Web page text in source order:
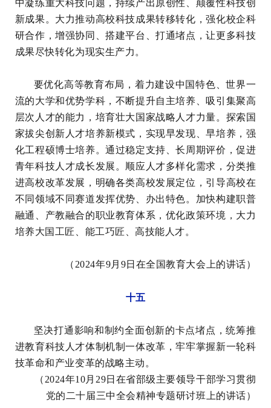
中凝练重大科技问题，持续产出原创性、颠覆性科技创
新成果。大力推动高校科技成果转移转化，强化校企科
研合作，增强协同、搭建平台、打通堵点，让更多科技
成果尽快转化为现实生产力。
要优化高等教育布局，着力建设中国特色、世界一
流的大学和优势学科，不断提升自主培养、吸引集聚高
层次人才的能力，培育壮大国家战略人才力量。探索国
家拔尖创新人才培养新模式，实现早发现、早培养，强
化工程硕博士培养。通过稳定支持、长周期评价，促进
青年科技人才成长发展。顺应人才多样化需求，分类推
进高校改革发展，明确各类高校发展定位，引导高校在
不同领域不同赛道发挥优势、办出特色。加快构建职普
融通、产教融合的职业教育体系，优化政策环境，大力
培养大国工匠、能工巧匠、高技能人才。
（2024年9月9日在全国教育大会上的讲话）
十五
坚决打通影响和制约全面创新的卡点堵点，统筹推
进教育科技人才体制机制一体改革，牢牢掌握新一轮科
技革命和产业变革的战略主动。
（2024年10月29日在省部级主要领导干部学习贯彻
党的二十届三中全会精神专题研讨班上的讲话）